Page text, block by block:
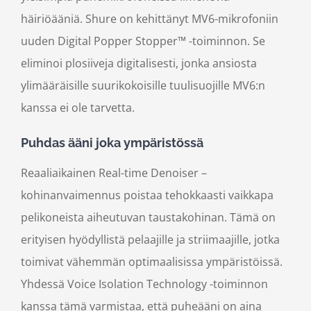
häiriöääniä. Shure on kehittänyt MV6-mikrofoniin
uuden Digital Popper Stopper™ -toiminnon. Se
eliminoi plosiiveja digitalisesti, jonka ansiosta
ylimääräisille suurikokoisille tuulisuojille MV6:n
kanssa ei ole tarvetta.
Puhdas ääni joka ympäristössä
Reaaliaikainen Real-time Denoiser–
kohinanvaimennus poistaa tehokkaasti vaikkapa
pelikoneista aiheutuvan taustakohinan. Tämä on
erityisen hyödyllistä pelaajille ja striimaajille, jotka
toimivat vähemmän optimaalisissa ympäristöissä.
Yhdessä Voice Isolation Technology -toiminnon
kanssa tämä varmistaa, että puheääni on aina